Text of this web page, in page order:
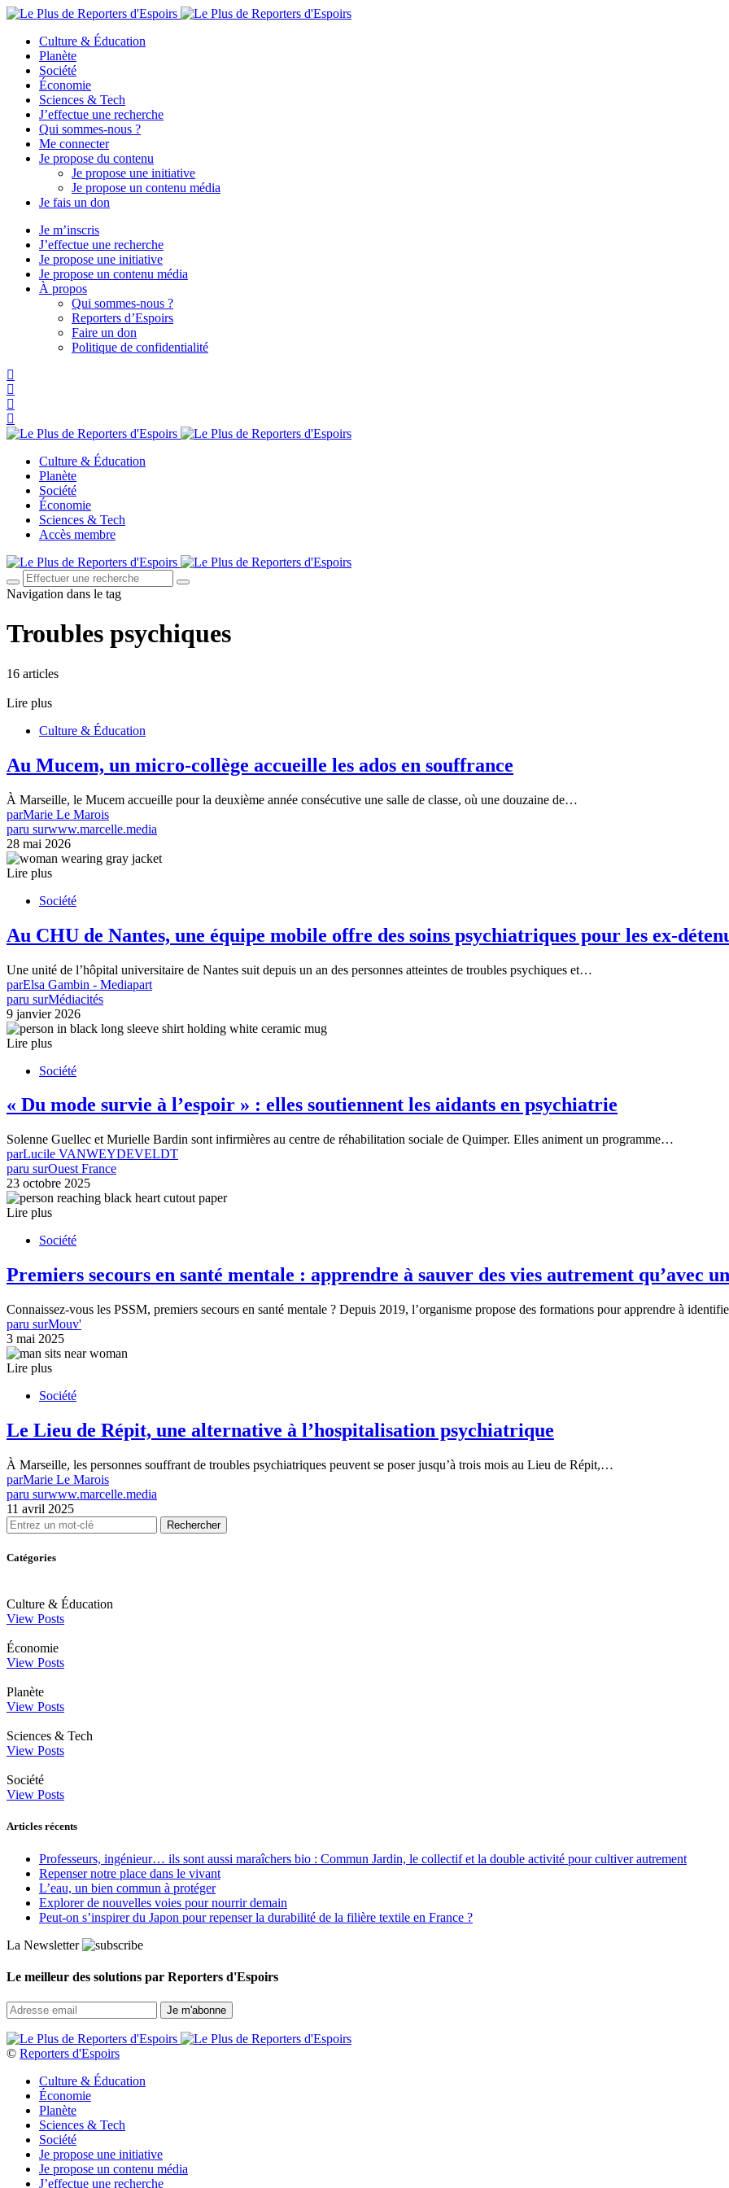
Culture & Éducation
Planète
Société
Économie
Sciences & Tech
J’effectue une recherche
Qui sommes-nous ?
Me connecter
Je propose du contenu
Je propose une initiative
Je propose un contenu média
Je fais un don
Je m’inscris
J’effectue une recherche
Je propose une initiative
Je propose un contenu média
À propos
Qui sommes-nous ?
Reporters d’Espoirs
Faire un don
Politique de confidentialité
Culture & Éducation
Planète
Société
Économie
Sciences & Tech
Accès membre
Navigation dans le tag
Troubles psychiques
16 articles
Lire plus
Culture & Éducation
Au Mucem, un micro-collège accueille les ados en souffrance
À Marseille, le Mucem accueille pour la deuxième année consécutive une salle de classe, où une douzaine de…
parMarie Le Marois
paru surwww.marcelle.media
28 mai 2026
Lire plus
Société
Au CHU de Nantes, une équipe mobile offre des soins psychiatriques pour les ex-
Une unité de l’hôpital universitaire de Nantes suit depuis un an des personnes atteintes de troubles psychiques et…
parElsa Gambin - Mediapart
paru surMédiacités
9 janvier 2026
Lire plus
Société
« Du mode survie à l’espoir » : elles soutiennent les aidants en psychiatrie
Solenne Guellec et Murielle Bardin sont infirmières au centre de réhabilitation sociale de Quimper. Elles animent un programme…
parLucile VANWEYDEVELDT
paru surOuest France
23 octobre 2025
Lire plus
Société
Premiers secours en santé mentale : apprendre à sauver des vies autrement qu’avec
Connaissez-vous les PSSM, premiers secours en santé mentale ? Depuis 2019, l’organisme propose des formations pour apprendre à
paru surMouv'
3 mai 2025
Lire plus
Société
Le Lieu de Répit, une alternative à l’hospitalisation psychiatrique
À Marseille, les personnes souffrant de troubles psychiatriques peuvent se poser jusqu’à trois mois au Lieu de Répit,…
parMarie Le Marois
paru surwww.marcelle.media
11 avril 2025
Rechercher
Catégories
Culture & Éducation
View Posts
Économie
View Posts
Planète
View Posts
Sciences & Tech
View Posts
Société
View Posts
Articles récents
Professeurs, ingénieur… ils sont aussi maraîchers bio : Commun Jardin, le collectif et la double activité pour cultiver autrement
Repenser notre place dans le vivant
L’eau, un bien commun à protéger
Explorer de nouvelles voies pour nourrir demain
Peut‑on s’inspirer du Japon pour repenser la durabilité de la filière textile en France ?
La Newsletter
Le meilleur des solutions par Reporters d'Espoirs
© Reporters d'Espoirs
Culture & Éducation
Économie
Planète
Sciences & Tech
Société
Je propose une initiative
Je propose un contenu média
J’effectue une recherche